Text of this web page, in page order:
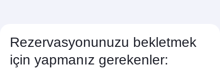
Rezervasyonunuzu bekletmek
için yapmanız gerekenler: